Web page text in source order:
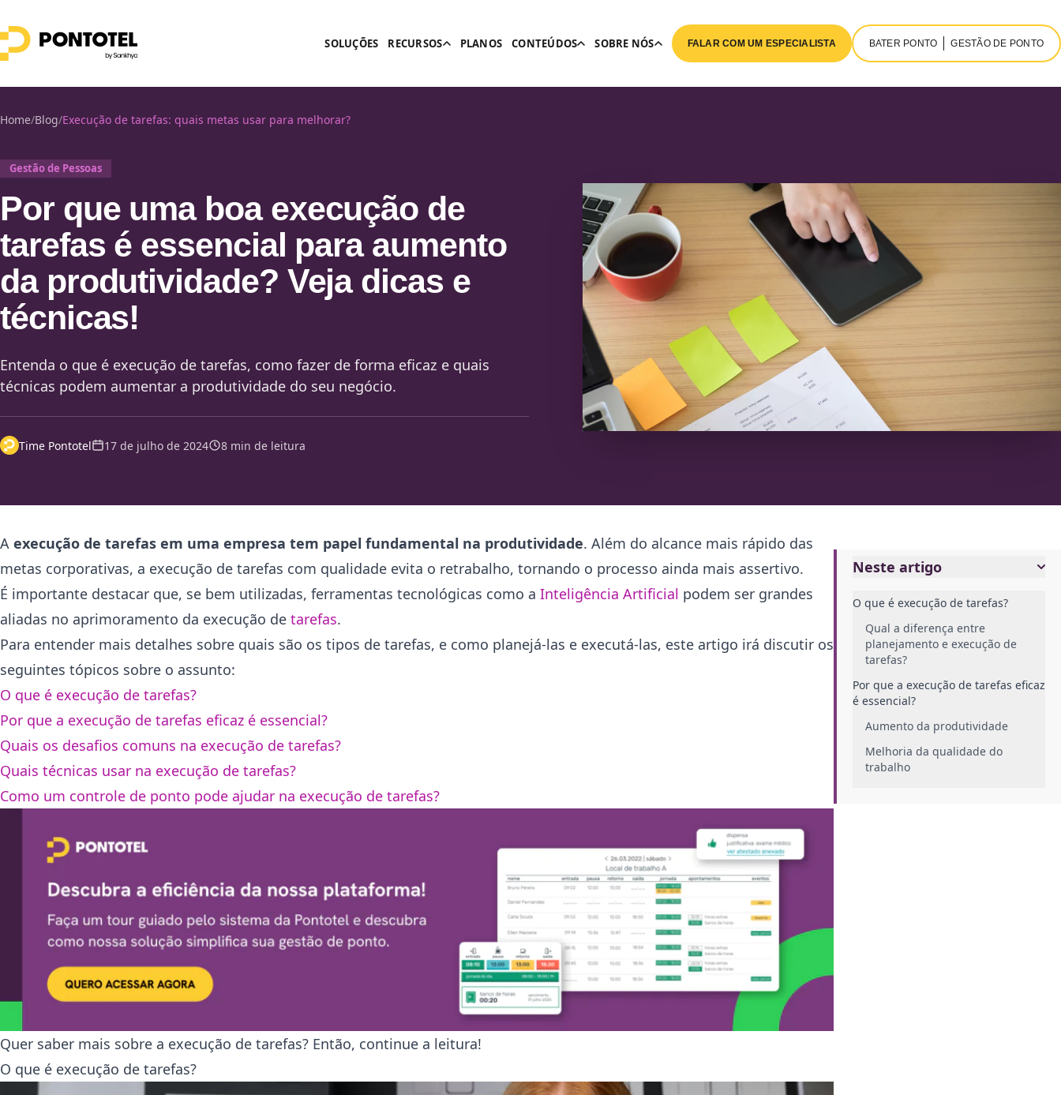
SOLUÇÕES RECURSOS PLANOS CONTEÚDOS SOBRE NÓS FALAR COM UM ESPECIALISTA BATER PONTO GESTÃO DE PONTO
Home/Blog/Execução de tarefas: quais metas usar para melhorar?
Gestão de Pessoas
Por que uma boa execução de
tarefas é essencial para aumento
da produtividade? Veja dicas e
técnicas!
Entenda o que é execução de tarefas, como fazer de forma eficaz e quais
técnicas podem aumentar a produtividade do seu negócio.
Time Pontotel 17 de julho de 2024 8 min de leitura
Neste artigo
O que é execução de tarefas?
Qual a diferença entre
planejamento e execução de
tarefas?
Por que a execução de tarefas eficaz
é essencial?
Aumento da produtividade
Melhoria da qualidade do
trabalho
A execução de tarefas em uma empresa tem papel fundamental na produtividade. Além do alcance mais rápido das
metas corporativas, a execução de tarefas com qualidade evita o retrabalho, tornando o processo ainda mais assertivo.
É importante destacar que, se bem utilizadas, ferramentas tecnológicas como a Inteligência Artificial podem ser grandes
aliadas no aprimoramento da execução de tarefas.
Para entender mais detalhes sobre quais são os tipos de tarefas, e como planejá-las e executá-las, este artigo irá discutir os
seguintes tópicos sobre o assunto:
O que é execução de tarefas?
Por que a execução de tarefas eficaz é essencial?
Quais os desafios comuns na execução de tarefas?
Quais técnicas usar na execução de tarefas?
Como um controle de ponto pode ajudar na execução de tarefas?
Quer saber mais sobre a execução de tarefas? Então, continue a leitura!
O que é execução de tarefas?